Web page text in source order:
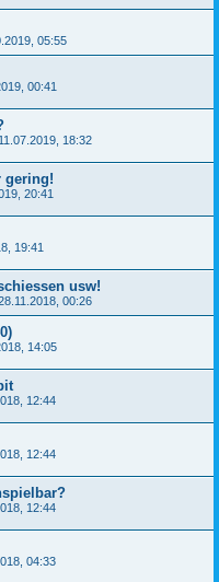
05:55
00:41
11.07.2019, 18:32
gering!
20:41
19:41
usw!
00:26
14:05
12:44
12:44
12:44
04:33